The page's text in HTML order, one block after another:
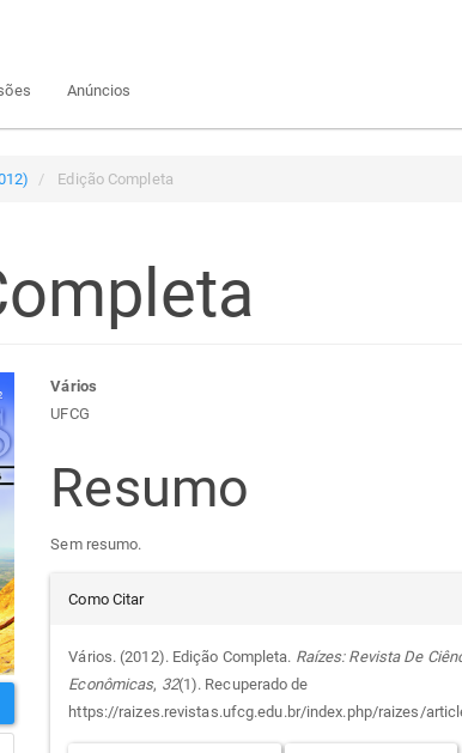
Anúncios
Edição Completa
Conteúdo
do
artigo
principal
Vários
UFCG
Resumo
Sem resumo.
Detalhes
do
artigo
Como Citar
Vários. (2012). Edição Completa. Raízes: Revista De
Econômicas, 32(1). Recuperado de
https://raizes.revistas.ufcg.edu.br/index.php/raizes/